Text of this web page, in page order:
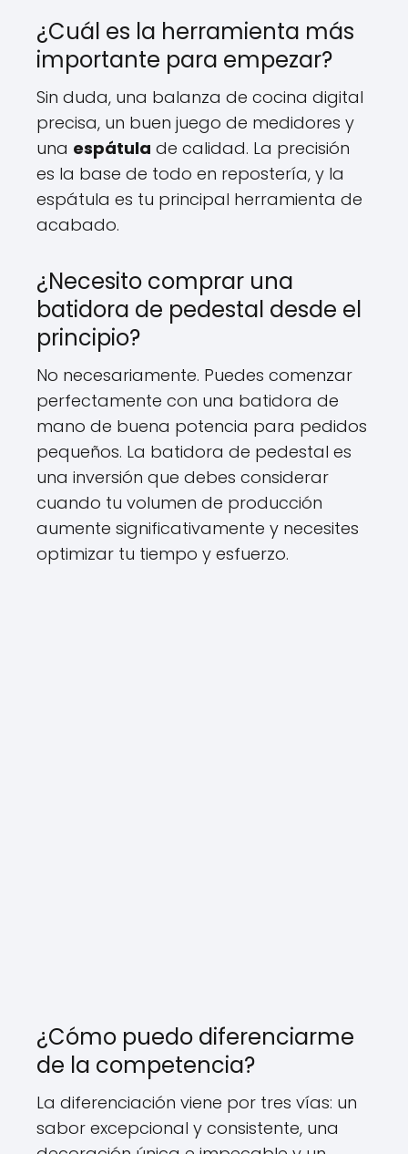
¿Cuál es la herramienta más
importante para empezar?
Sin duda, una balanza de cocina digital
precisa, un buen juego de medidores y
una espátula de calidad. La precisión
es la base de todo en repostería, y la
espátula es tu principal herramienta de
acabado.
¿Necesito comprar una
batidora de pedestal desde el
principio?
No necesariamente. Puedes comenzar
perfectamente con una batidora de
mano de buena potencia para pedidos
pequeños. La batidora de pedestal es
una inversión que debes considerar
cuando tu volumen de producción
aumente significativamente y necesites
optimizar tu tiempo y esfuerzo.
¿Cómo puedo diferenciarme
de la competencia?
La diferenciación viene por tres vías: un
sabor excepcional y consistente, una